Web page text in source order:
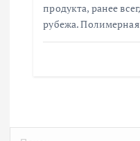
продукта, ранее
рубежа.